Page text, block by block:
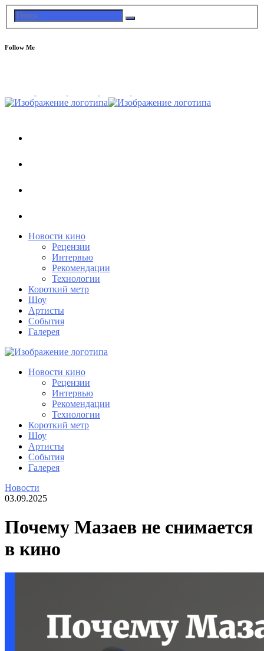
Follow Me
Новости кино
Рецензии
Интервью
Рекомендации
Технологии
Короткий метр
Шоу
Артисты
События
Галерея
Новости кино
Рецензии
Интервью
Рекомендации
Технологии
Короткий метр
Шоу
Артисты
События
Галерея
Новости
03.09.2025
Почему Мазаев не снимается
в кино